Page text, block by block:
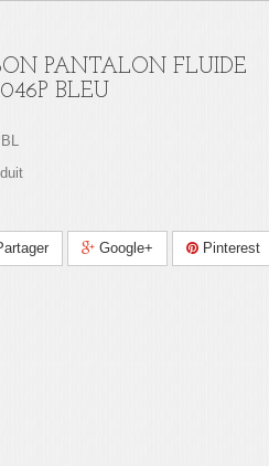
PANTALON FLUIDE
BLEU
Google+ Pinterest